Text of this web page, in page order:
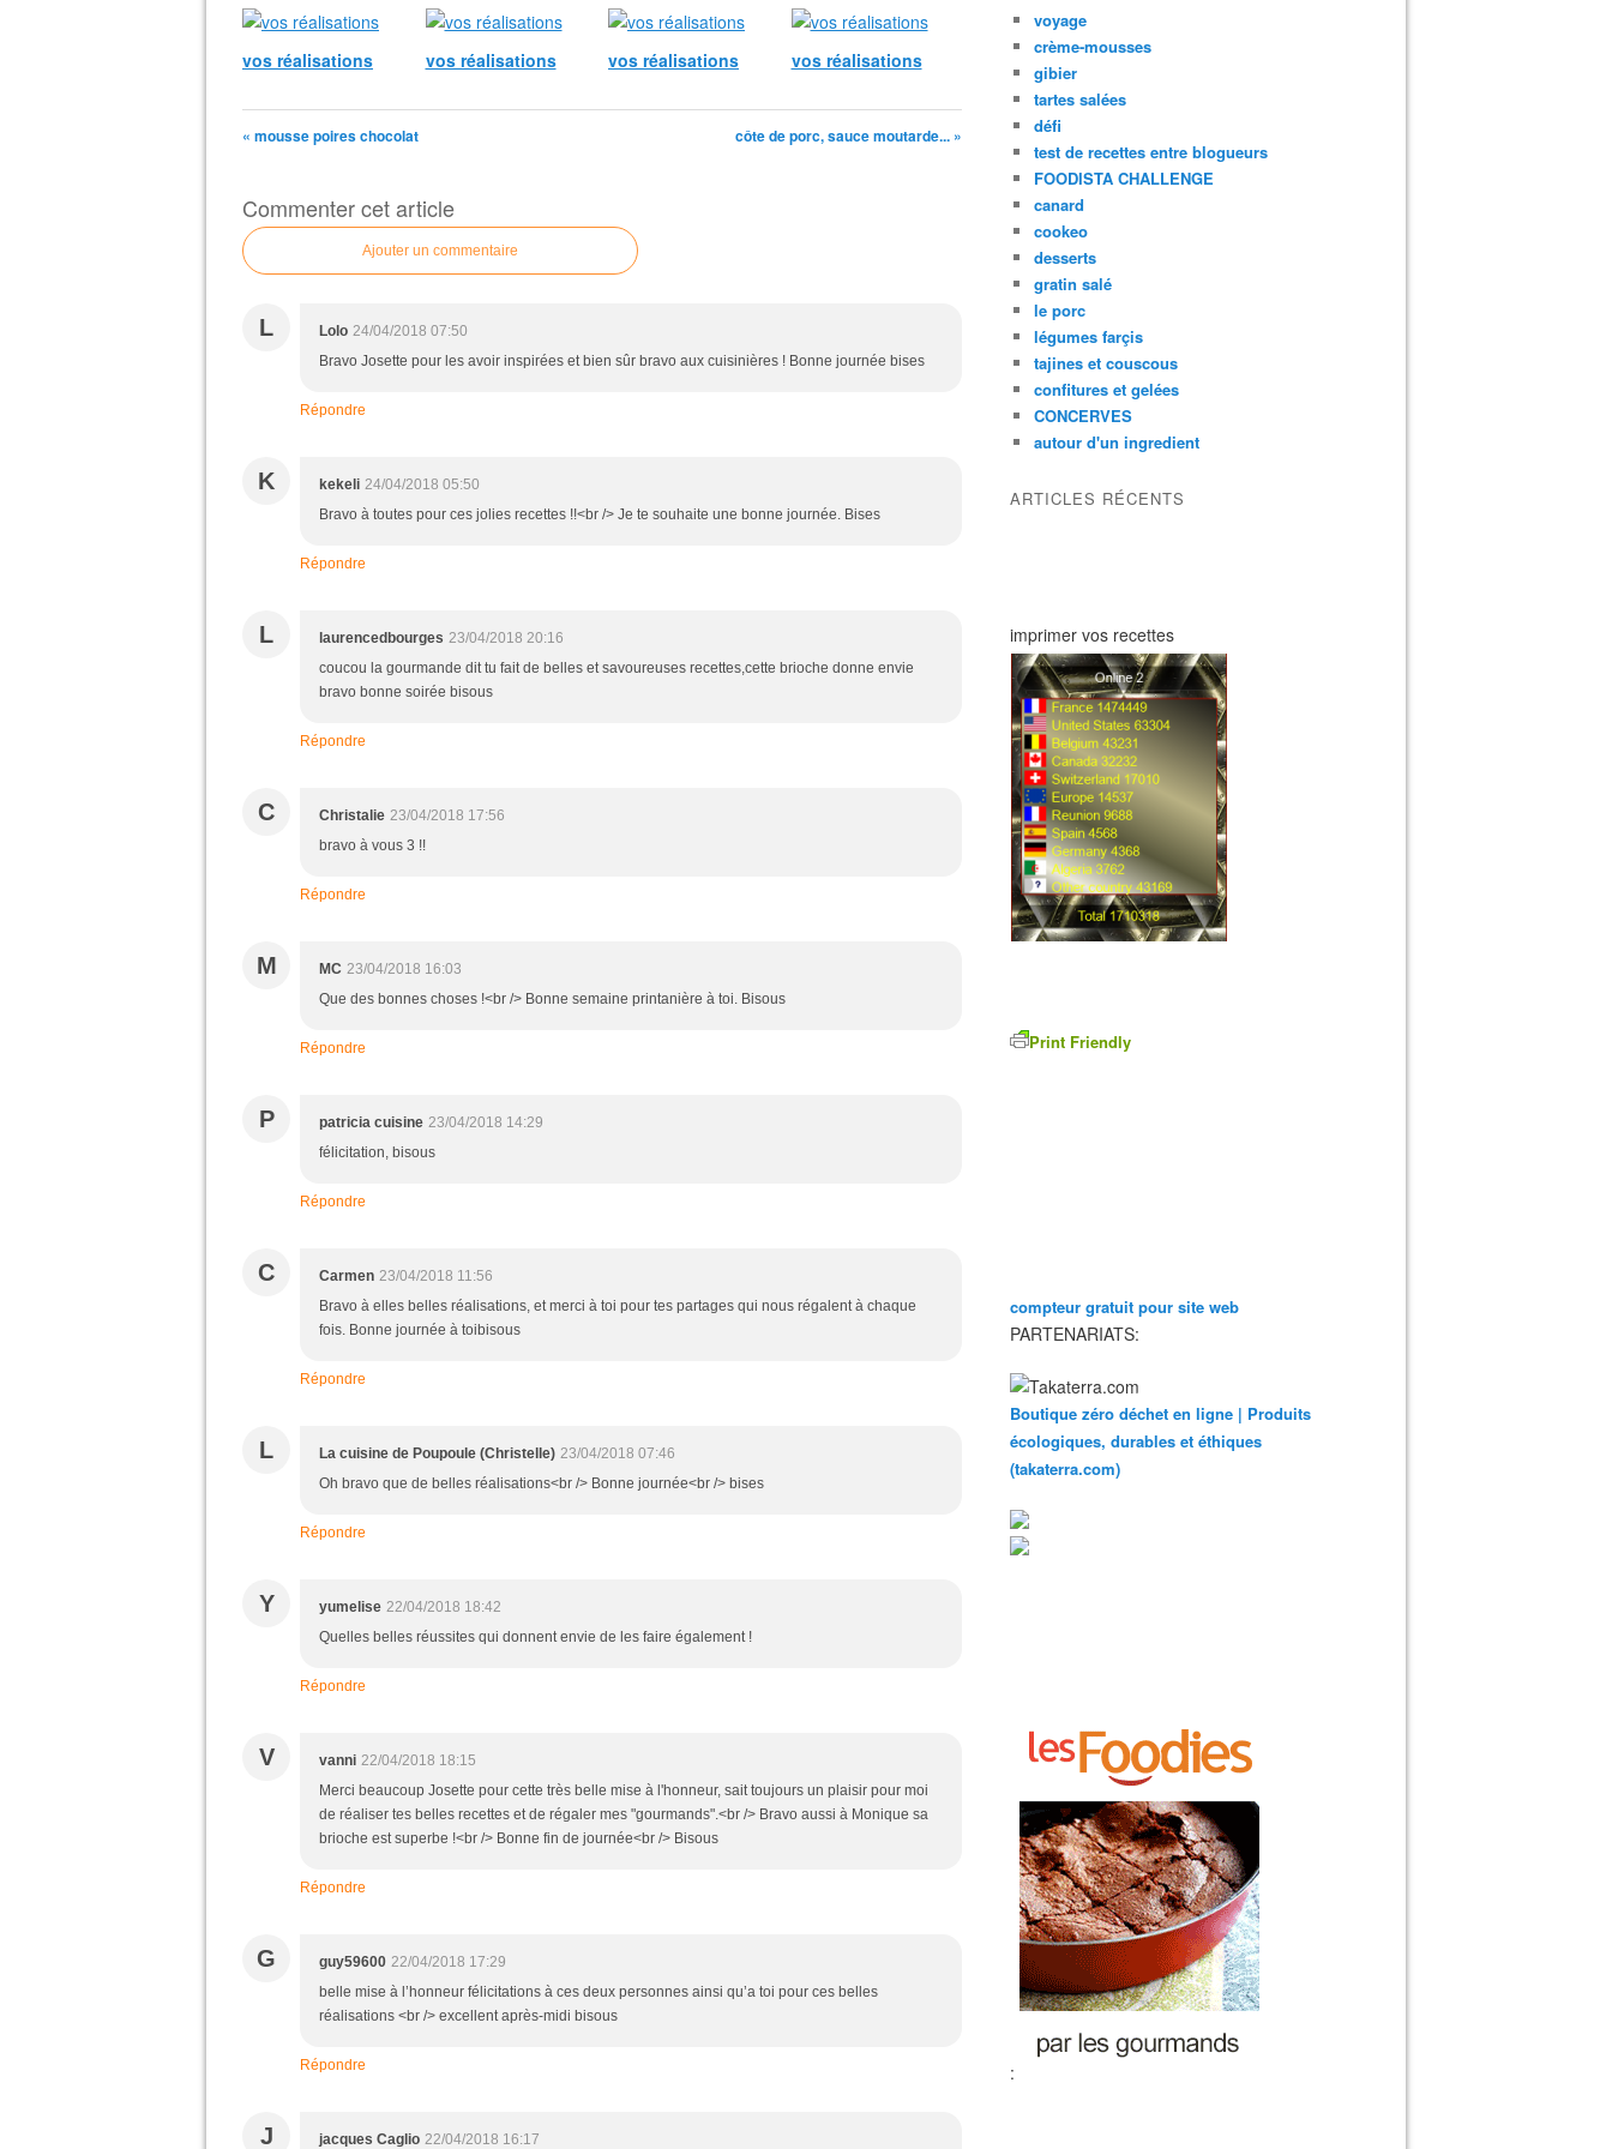
vos réalisations vos réalisations vos réalisations vos réalisations
« mousse poires chocolat côte de porc, sauce moutarde... »
Commenter cet article
Ajouter un commentaire
L Lolo 24/04/2018 07:50
Bravo Josette pour les avoir inspirées et bien sûr bravo aux cuisinières ! Bonne journée bises
Répondre
K kekeli 24/04/2018 05:50
Bravo à toutes pour ces jolies recettes !!<br /> Je te souhaite une bonne journée. Bises
Répondre
L laurencedbourges 23/04/2018 20:16
coucou la gourmande dit tu fait de belles et savoureuses recettes,cette brioche donne envie
bravo bonne soirée bisous
Répondre
C Christalie 23/04/2018 17:56
bravo à vous 3 !!
Répondre
M MC 23/04/2018 16:03
Que des bonnes choses !<br /> Bonne semaine printanière à toi. Bisous
Répondre
P patricia cuisine 23/04/2018 14:29
félicitation, bisous
Répondre
C Carmen 23/04/2018 11:56
Bravo à elles belles réalisations, et merci à toi pour tes partages qui nous régalent à chaque
fois. Bonne journée à toibisous
Répondre
L La cuisine de Poupoule (Christelle) 23/04/2018 07:46
Oh bravo que de belles réalisations<br /> Bonne journée<br /> bises
Répondre
Y yumelise 22/04/2018 18:42
Quelles belles réussites qui donnent envie de les faire également !
Répondre
V vanni 22/04/2018 18:15
Merci beaucoup Josette pour cette très belle mise à l'honneur, sait toujours un plaisir pour moi
de réaliser tes belles recettes et de régaler mes "gourmands".<br /> Bravo aussi à Monique sa
brioche est superbe !<br /> Bonne fin de journée<br /> Bisous
Répondre
G guy59600 22/04/2018 17:29
belle mise à l’honneur félicitations à ces deux personnes ainsi qu’a toi pour ces belles
réalisations <br /> excellent après-midi bisous
Répondre
J jacques Caglio 22/04/2018 16:17
voyage
crème-mousses
gibier
tartes salées
défi
test de recettes entre blogueurs
FOODISTA CHALLENGE
canard
cookeo
desserts
gratin salé
le porc
légumes farçis
tajines et couscous
confitures et gelées
CONCERVES
autour d'un ingredient
ARTICLES RÉCENTS
imprimer vos recettes
Print Friendly
compteur gratuit pour site web
PARTENARIATS:
Boutique zéro déchet en ligne | Produits
écologiques, durables et éthiques
(takaterra.com)
: